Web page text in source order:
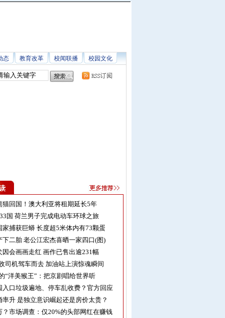
校园文化
校闻联播
教育改革
态
猫回国！澳大利亚将租期延长5年
国 荷兰男子完成电动车环球之旅
家捕获巨蟒 长度超5米体内有73颗蛋
下二胎 老公江宏杰喜晒一家四口(图)
因会画画走红 画作已售出逾231幅
司机驾车而去 加油站上演惊魂瞬间
“洋美猴王”：把京剧唱给世界听
入口垃圾遍地、停车乱收费？官方回应
率升 是独立意识崛起还是房价太贵？
？市场调查：仅20%的头部网红在赚钱